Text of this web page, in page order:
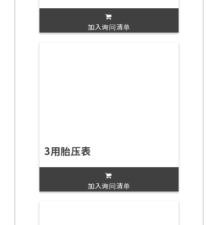
加入询问清单
3用胎压表
加入询问清单